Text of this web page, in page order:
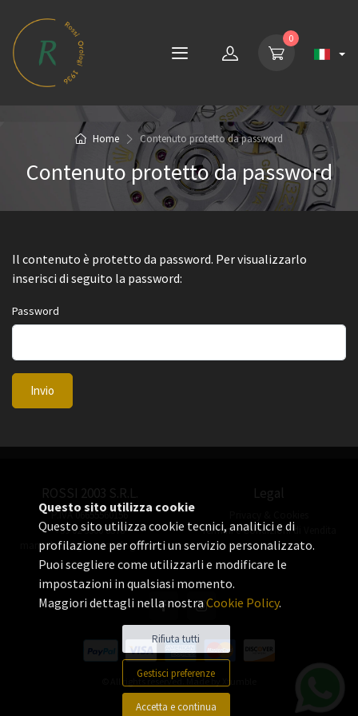
0
Home Contenuto protetto da password
Contenuto protetto da password
Il contenuto è protetto da password. Per visualizzarlo
inserisci di seguito la password:
Password
Invio
ROSSI 2003 S.R.L.
P.IVA 06655560156
+39 02 3360 8378
manuel.rossi@rossiorologi.com
Legal
Termini e Condizioni di Vendita
© All rights reserved. Made by
Questo sito utilizza cookie
Questo sito utilizza cookie tecnici, analitici e di
profilazione per offrirti un servizio personalizzato.
Puoi scegliere come utilizzarli e modificare le
impostazioni in qualsiasi momento.
Maggiori dettagli nella nostraCookie Policy.
Rifiuta tutti
Gestisci preferenze
Accetta e continua